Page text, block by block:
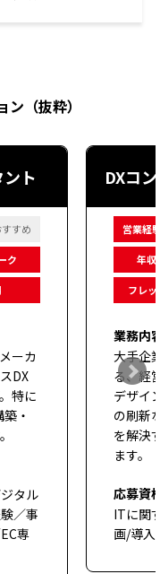
（抜粋）
ト
すめ
ク
ーカ
DX
特に
・
タル
／事
専
DXコ
営業経
年収
フレ
業務内
大手企
る、経
デザイ
の刷新
を解決
ます。
応募資
ITに関
画/導入